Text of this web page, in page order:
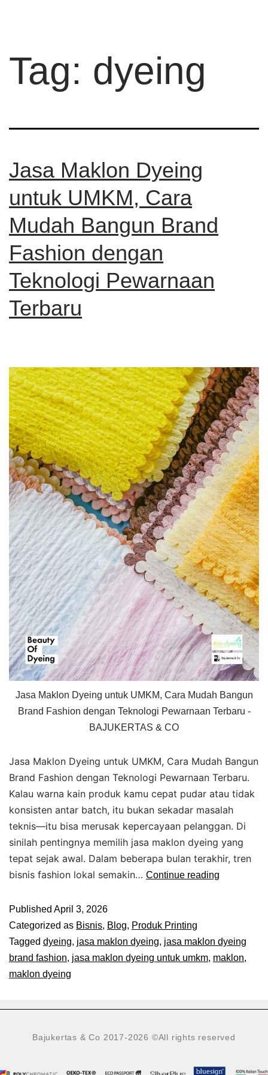
Tag: dyeing
Jasa Maklon Dyeing
untuk UMKM, Cara
Mudah Bangun Brand
Fashion dengan
Teknologi Pewarnaan
Terbaru
Jasa Maklon Dyeing untuk UMKM, Cara Mudah Bangun
Brand Fashion dengan Teknologi Pewarnaan Terbaru -
BAJUKERTAS & CO
Jasa Maklon Dyeing untuk UMKM, Cara Mudah Bangun
Brand Fashion dengan Teknologi Pewarnaan Terbaru.
Kalau warna kain produk kamu cepat pudar atau tidak
konsisten antar batch, itu bukan sekadar masalah
teknis—itu bisa merusak kepercayaan pelanggan. Di
sinilah pentingnya memilih jasa maklon dyeing yang
tepat sejak awal. Dalam beberapa bulan terakhir, tren
bisnis fashion lokal semakin… Continue reading
Published April 3, 2026
Categorized as Bisnis, Blog, Produk Printing
Tagged dyeing, jasa maklon dyeing, jasa maklon dyeing
brand fashion, jasa maklon dyeing untuk umkm, maklon,
maklon dyeing
Bajukertas & Co 2017-2026 ©All rights reserved